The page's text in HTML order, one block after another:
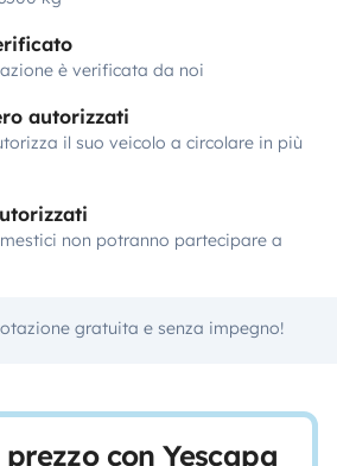
è verificata da noi
autorizzati
il suo veicolo a circolare in più
non potranno partecipare a
gratuita e senza impegno!
con Yescapa